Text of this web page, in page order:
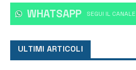
WHATSAPP ‎SEGUI IL CANALE
ULTIMI ARTICOLI